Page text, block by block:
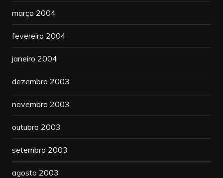
março 2004
fevereiro 2004
janeiro 2004
dezembro 2003
novembro 2003
outubro 2003
setembro 2003
agosto 2003